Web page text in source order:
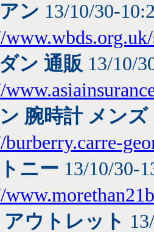
ン 13/10/30-
ン 通販 13/10/
腕時計 メンズ
ニー 13/10/30-
ウトレット